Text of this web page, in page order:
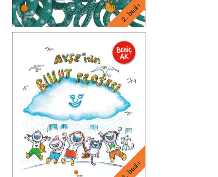
2. baskı
4. baskı